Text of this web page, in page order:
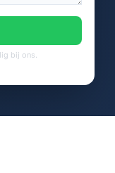
bij ons.